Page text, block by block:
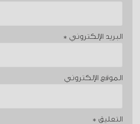
البريد الإلكتروني *
الموقع الإلكتروني
التعليق *